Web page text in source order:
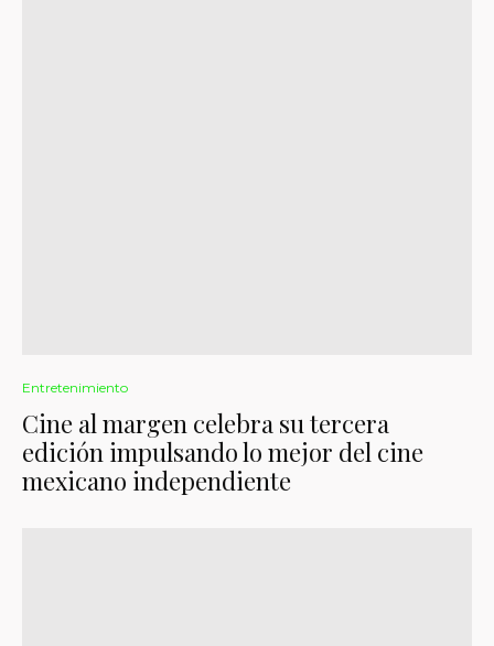
Entretenimiento
Cine al margen celebra su tercera
edición impulsando lo mejor del cine
mexicano independiente